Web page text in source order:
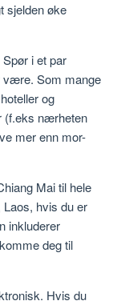
sjelden øke
i et par
være. Som mange
og
(f.eks nærheten
mer enn mor-
Mai til hele
hvis du er
inkluderer
deg til
Hvis du